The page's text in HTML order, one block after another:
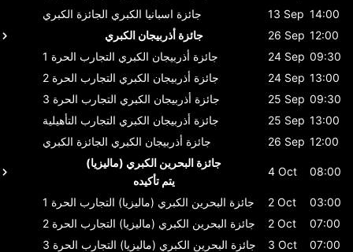
جائزة اسبانيا الكبري الجائزة الكبري 13 Sep 14:00
جائزة أذربيجان الكبري
26 Sep 12:00
جائزة أذربيجان الكبري التجارب الحرة 1 24 Sep 09:30
جائزة أذربيجان الكبري التجارب الحرة 2 24 Sep 13:00
جائزة أذربيجان الكبري التجارب الحرة 3 25 Sep 09:30
جائزة أذربيجان الكبري التجارب التأهيلية 25 Sep 13:00
جائزة أذربيجان الكبري الجائزة الكبري 26 Sep 12:00
جائزة البحرين الكبري (ماليزيا)
يتم تأكيده
4 Oct 08:00
جائزة البحرين الكبري (ماليزيا) التجارب الحرة 1 2 Oct
03:00
جائزة البحرين الكبري (ماليزيا) التجارب الحرة 2 2 Oct
07:00
جائزة البحرين الكبري (ماليزيا) التجارب الحرة 3 3 Oct
07:00